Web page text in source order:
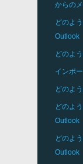
からの
どのよ
Outlook
どのよ
インポ
どのよ
どのよ
Outlook
どのよ
Outlook